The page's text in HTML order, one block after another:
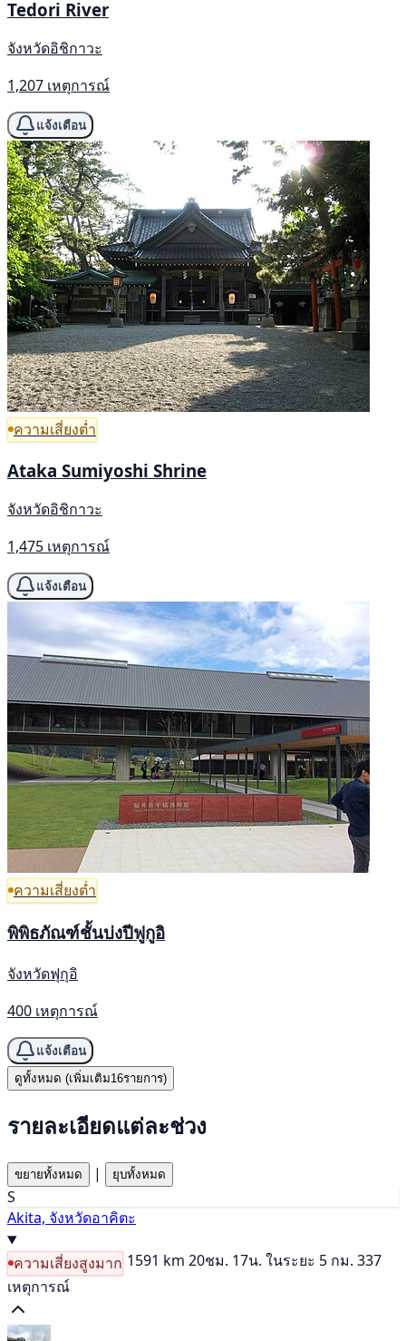
Tedori River
จังหวัดอิชิกาวะ
1,207 เหตุการณ์
แจ้งเตือน
ความเสี่ยงต่ำ
Ataka Sumiyoshi Shrine
จังหวัดอิชิกาวะ
1,475 เหตุการณ์
แจ้งเตือน
ความเสี่ยงต่ำ
พิพิธภัณฑ์ชั้นบ่งปีฟูกูอิ
จังหวัดฟุกุอิ
400 เหตุการณ์
แจ้งเตือน
ดูทั้งหมด (เพิ่มเติม16รายการ)
รายละเอียดแต่ละช่วง
ขยายทั้งหมด | ยุบทั้งหมด
S
Akita, จังหวัดอาคิตะ
ความเสี่ยงสูงมาก 1591 km 20ชม. 17น. ในระยะ 5 กม. 337
เหตุการณ์